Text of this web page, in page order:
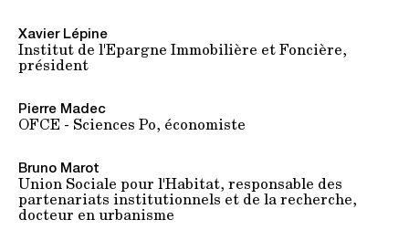
Xavier Lépine
Institut de l'Epargne Immobilière et Foncière,
président
Pierre Madec
OFCE - Sciences Po, économiste
Bruno Marot
Union Sociale pour l'Habitat, responsable des
partenariats institutionnels et de la recherche,
docteur en urbanisme